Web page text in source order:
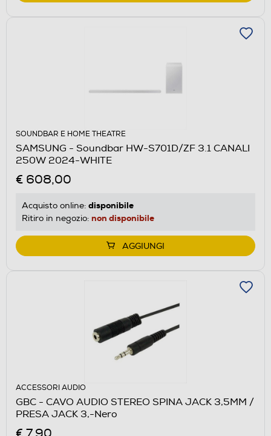
SOUNDBAR E HOME THEATRE
SAMSUNG - Soundbar HW-S701D/ZF 3.1 CANALI
250W 2024-WHITE
€ 608,00
Acquisto online: disponibile
Ritiro in negozio: non disponibile
AGGIUNGI
ACCESSORI AUDIO
GBC - CAVO AUDIO STEREO SPINA JACK 3,5MM /
PRESA JACK 3,-Nero